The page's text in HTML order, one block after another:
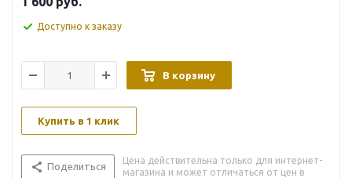
Доступно к заказу
В корзину
Купить в 1 клик
Поделиться
Цена действительна только для интернет-
магазина и может отличаться от цен в